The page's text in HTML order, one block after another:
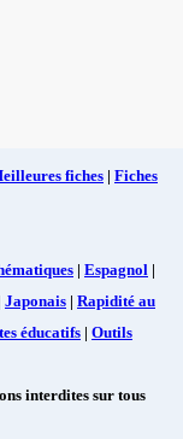
fiches | Fiches
| Espagnol |
Japonais | Rapidité au
éducatifs | Outils
interdites sur tous